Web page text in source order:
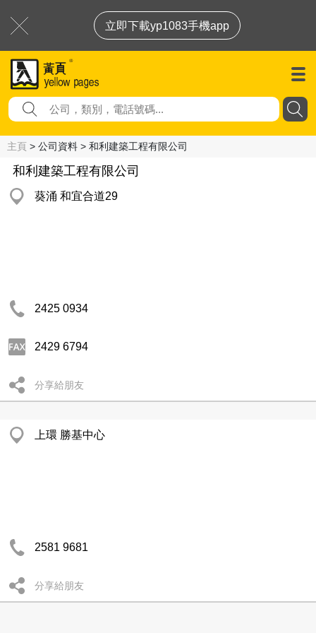
立即下載yp1083手機app
主頁 > 公司資料 > 和利建築工程有限公司
和利建築工程有限公司
葵涌 和宜合道29
2425 0934
2429 6794
分享給朋友
上環 勝基中心
2581 9681
分享給朋友